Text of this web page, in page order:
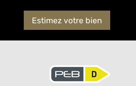
Estimez votre bien